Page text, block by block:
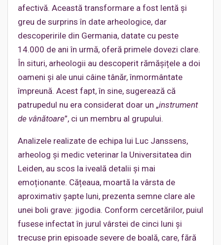
afectivă. Această transformare a fost lentă și
greu de surprins în date arheologice, dar
descoperirile din Germania, datate cu peste
14.000 de ani în urmă, oferă primele dovezi clare.
În situri, arheologii au descoperit rămășițele a doi
oameni și ale unui câine tânăr, înmormântate
împreună. Acest fapt, în sine, sugerează că
patrupedul nu era considerat doar un „instrument
de vânătoare”, ci un membru al grupului.
Analizele realizate de echipa lui Luc Janssens,
arheolog și medic veterinar la Universitatea din
Leiden, au scos la iveală detalii și mai
emoționante. Cățeaua, moartă la vârsta de
aproximativ șapte luni, prezenta semne clare ale
unei boli grave: jigodia. Conform cercetărilor, puiul
fusese infectat în jurul vârstei de cinci luni și
trecuse prin episoade severe de boală, care, fără